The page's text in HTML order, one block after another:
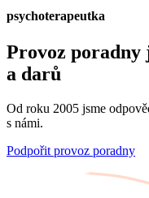
psychoterapeutka
Provoz poradny
a darů
Od roku 2005 jsme
s námi.
Podpořit provoz poradny